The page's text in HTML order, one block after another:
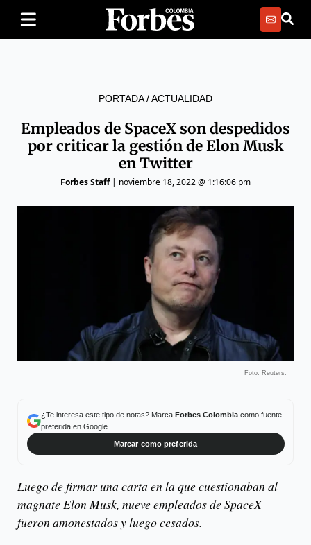
PORTADA/ACTUALIDAD
Empleados de SpaceX son despedidos
por criticar la gestión de Elon Musk
en Twitter
Forbes Staff| noviembre 18, 2022 @ 1:16:06 pm
Foto: Reuters.
¿Te interesa este tipo de notas? Marca Forbes Colombiacomo fuente
preferida en Google.
Marcar como preferida
Luego de firmar una carta en la que cuestionaban al
magnate Elon Musk, nueve empleados de SpaceX
fueron amonestados y luego cesados.